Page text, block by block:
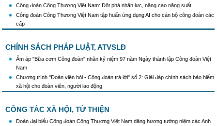
truyền thống, ngày thành lập, ngày tái lập sau sắp xếp tổ chức bộ máy của hệ thống
chính trị
Triển khai truyền thông "Chiến dịch 500 ngày đêm đẩy mạnh thực hiện tìm kiếm, quy
Hướng dẫn tuyên truyền kỷ niệm 97 năm Ngày thành lập Công đoàn Việt Nam
Khẩu hiệu tuyên truyền trong nhiệm kỳ Đại hội XIV của Đảng
công tác phòng, chống buôn lậu, vận chuyển, sản xuất, mua bán, tàng trữ, sử dụng
trái phép thuốc lá trong tình hình mới
Công đoàn Công Thương Việt Nam: Đột phá nhân lực, nâng cao năng suất
Công đoàn Công Thương Việt Nam tập huấn ứng dụng AI cho cán bộ công đoàn các
cấp
CHÍNH SÁCH PHÁP LUẬT, ATVSLĐ
Ấm áp "Bữa cơm Công đoàn" nhân kỷ niệm 97 năm Ngày thành lập Công đoàn Việt
Nam
Chương trình "Đoàn viên hỏi - Công đoàn trả lời" số 2: Giải đáp chính sách bảo hiểm
xã hội cho đoàn viên, người lao động
CÔNG TÁC XÃ HỘI, TỪ THIỆN
Đoàn đại biểu Công đoàn Công Thương Việt Nam dâng hương tưởng niệm các Anh